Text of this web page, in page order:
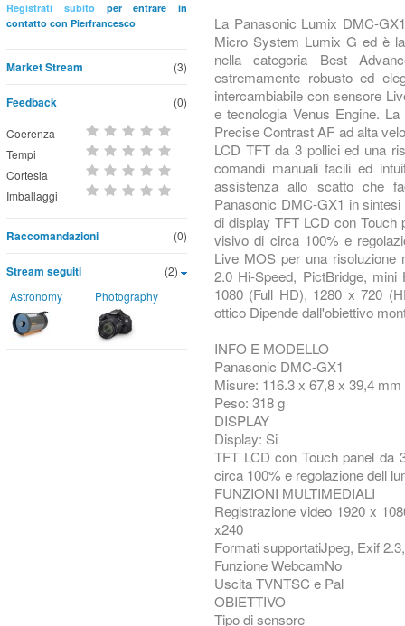
Registrati subitoper entrare in
contatto con Pierfrancesco
(3)
Market Stream
Feedback (0)
Coerenza
Tempi
Cortesia
Imballaggi
(0)
Raccomandazioni
(2)
Stream seguiti
Astronomy Photography
La Panasonic Lumix DMC-
Micro System Lumix G ed è
nella categoria Best
estremamente robusto ed
intercambiabile con sensore
e tecnologia Venus Engine.
Precise Contrast AF ad alta
LCD TFT da 3 pollici ed una
comandi manuali facili ed
assistenza allo scatto che
Panasonic DMC-GX1 in
di display TFT LCD con Touch
visivo di circa 100% e
Live MOS per una risoluzione
2.0 Hi-Speed, PictBridge,
1080 (Full HD), 1280 x 720
ottico Dipende dall'obiettivo
INFO E MODELLO
Panasonic DMC-GX1
Misure: 116.3 x 67,8 x 39,4 mm
Peso: 318 g
DISPLAY
Display: Si
TFT LCD con Touch panel da
circa 100% e regolazione dell
FUNZIONI MULTIMEDIALI
Registrazione video 1920 x
x240
Formati supportatiJpeg, Exif
Funzione WebcamNo
Uscita TVNTSC e Pal
OBIETTIVO
Tipo di sensore